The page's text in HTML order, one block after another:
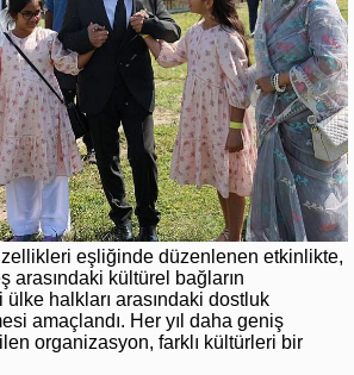
eşliğinde düzenlenen etkinlikte,
arasındaki kültürel bağların
halkları arasındaki dostluk
amaçlandı. Her yıl daha geniş
organizasyon, farklı kültürleri bir